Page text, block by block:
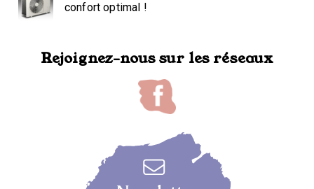
confort optimal !
Rejoignez-nous sur les réseaux